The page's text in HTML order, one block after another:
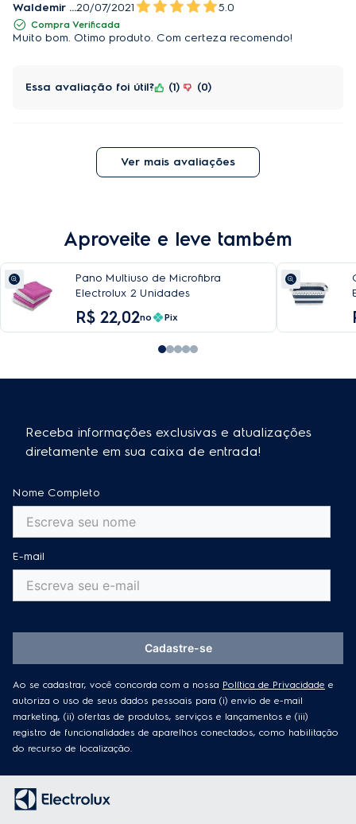
Waldemir Oliveira20/07/2021 5.0
Compra Verificada
Muito bom. Otimo produto. Com certeza recomendo!
Essa avaliação foi útil? 1 0
Ver mais avaliações
Aproveite e leve também
Pano Multiuso de Microfibra
Electrolux 2 Unidades
R$ 22,02no Pix
Receba informações exclusivas e atualizações
diretamente em sua caixa de entrada!
Nome Completo
E-mail
Ao se cadastrar, você concorda com a nossa Política de Privacidade e
autoriza o uso de seus dados pessoais para (i) envio de e-mail
marketing, (ii) ofertas de produtos, serviços e lançamentos e (iii)
registro de funcionalidades de aparelhos conectados, como habilitação
do recurso de localização.
Cadastre-se